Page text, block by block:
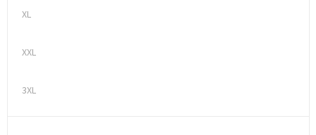
XL
XXL
3XL